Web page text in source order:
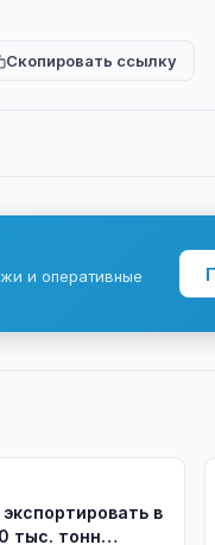
Скопировать ссылку
и оперативные
в
тыс. тонн